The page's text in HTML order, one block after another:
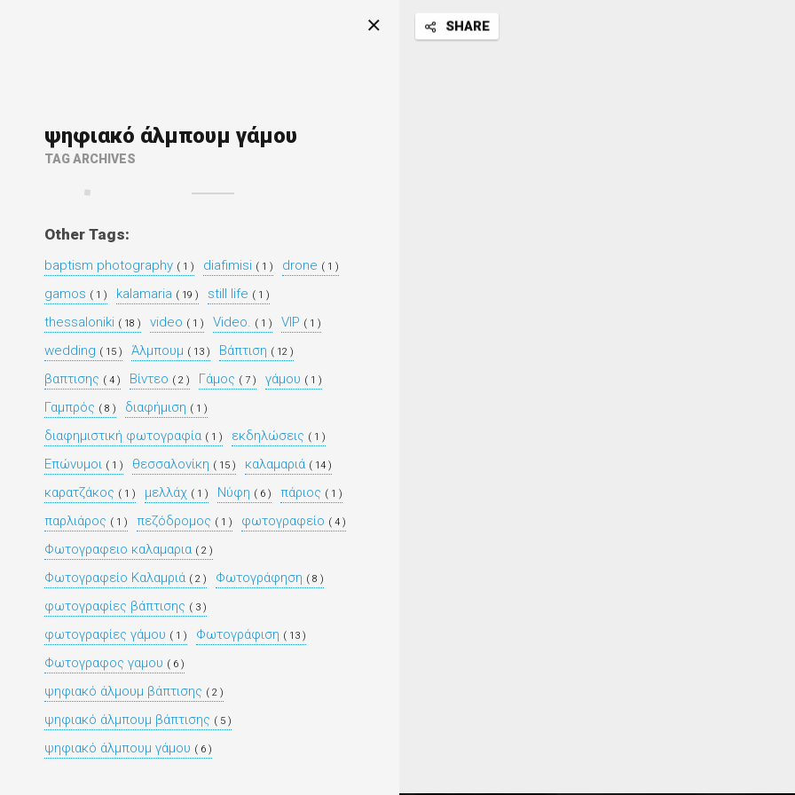
ψηφιακό άλμπουμ γάμου
TAG ARCHIVES
Other Tags:
baptism photography ( 1 ) diafimisi ( 1 ) drone ( 1 )
gamos ( 1 ) kalamaria ( 19 ) still life ( 1 )
thessaloniki ( 18 ) video ( 1 ) Video. ( 1 ) VIP ( 1 )
wedding ( 15 ) Άλμπουμ ( 13 ) Βάπτιση ( 12 )
βαπτισης ( 4 ) Βίντεο ( 2 ) Γάμος ( 7 ) γάμου ( 1 )
Γαμπρός ( 8 ) διαφήμιση ( 1 )
διαφημιστική φωτογραφία ( 1 ) εκδηλώσεις ( 1 )
Επώνυμοι ( 1 ) θεσσαλονίκη ( 15 ) καλαμαριά ( 14 )
καρατζάκος ( 1 ) μελλάχ ( 1 ) Νύφη ( 6 ) πάριος ( 1 )
παρλιάρος ( 1 ) πεζόδρομος ( 1 ) φωτογραφείο ( 4 )
Φωτογραφειο καλαμαρια ( 2 )
Φωτογραφείο Καλαμριά ( 2 ) Φωτογράφηση ( 8 )
φωτογραφίες βάπτισης ( 3 )
φωτογραφίες γάμου ( 1 ) Φωτογράφιση ( 13 )
Φωτογραφος γαμου ( 6 )
ψηφιακό άλμουμ βάπτισης ( 2 )
ψηφιακό άλμπουμ βάπτισης ( 5 )
ψηφιακό άλμπουμ γάμου ( 6 )
SHARE